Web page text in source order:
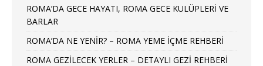
ROMA’DA GECE HAYATI, ROMA GECE KULÜPLERİ VE
BARLAR
ROMA’DA NE YENİR? – ROMA YEME İÇME REHBERİ
ROMA GEZİLECEK YERLER – DETAYLI GEZİ REHBERİ